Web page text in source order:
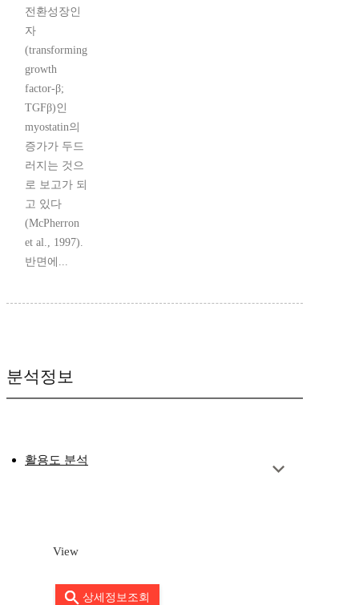
전환성장인
자
(transforming
growth
factor-β;
TGFβ)인
myostatin의
증가가 두드
러지는 것으
로 보고가 되
고 있다
(McPherron
et al., 1997).
반면에...
분석정보
활용도 분석
View
상세정보조회